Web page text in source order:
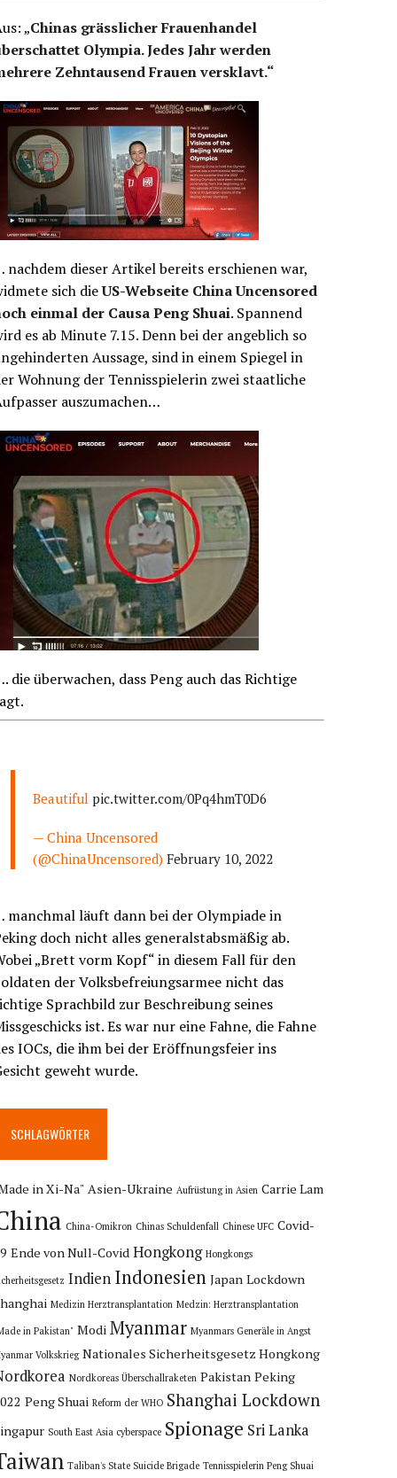
„Chinas grässlicher Frauenhandel
Olympia. Jedes Jahr werden
Zehntausend Frauen versklavt.“
nachdem dieser Artikel bereits erschienen war,
sich dieUS-Webseite China Uncensored
einmal der Causa Peng Shuai. Spannend
es ab Minute 7.15. Denn bei der angeblich so
Aussage, sind in einem Spiegel in
Wohnung der Tennisspielerin zwei staatliche
auszumachen…
die überwachen, dass Peng auch das Richtige
Beautifulpic.twitter.com/0Pq4hmT0D6
— China Uncensored
(@ChinaUncensored)February 10, 2022
manchmal läuft dann bei der Olympiade in
doch nicht alles generalstabsmäßig ab.
„Brett vorm Kopf“ in diesem Fall für den
der Volksbefreiungsarmee nicht das
Sprachbild zur Beschreibung seines
ist. Es war nur eine Fahne, die Fahne
IOCs, die ihm bei der Eröffnungsfeier ins
geweht wurde.
SCHLAGWÖRTER
in Xi-Na" Asien-Ukraine Aufrüstung in Asien Carrie Lam
China-Omikron Chinas Schuldenfall Chinese UFC Covid-
Ende von Null-Covid Hongkong Hongkongs
Indien Indonesien Japan Lockdown
Medizin Herztransplantation Medzin: Herztransplantation
in Pakistan" Modi Myanmar Myanmars Generäle in Angst
Volkskrieg Nationales Sicherheitsgesetz Hongkong
Nordkoreas Überschallraketen Pakistan Peking
Peng Shuai Reform der WHO Shanghai Lockdown
South East Asia cyberspace Spionage Sri Lanka
Taliban's State Suicide Brigade Tennisspielerin Peng Shuai